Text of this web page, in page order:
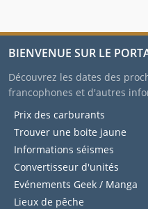
BIENVENUE SUR LE
Découvrez les dates des
francophones et d'autres
Prix des carburants
Trouver une boite jaune
Informations séismes
Convertisseur d'unités
Evénements Geek / Manga
Lieux de pêche